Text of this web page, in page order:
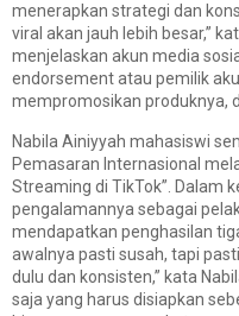
menerapkan strategi dan
viral akan jauh lebih besar,”
menjelaskan akun media
endorsement atau pemilik
mempromosikan produknya,
Nabila Ainiyyah mahasiswi
Pemasaran Internasional
Streaming di TikTok”. Dalam
pengalamannya sebagai
mendapatkan penghasilan
awalnya pasti susah, tapi
dulu dan konsisten,” kata
saja yang harus disiapkan